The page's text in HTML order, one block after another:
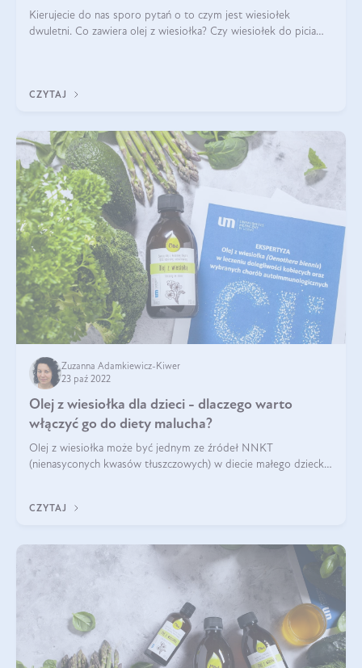
Kierujecie do nas sporo pytań o to czym jest wiesiołek
dwuletni. Co zawiera olej z wiesiołka? Czy wiesiołek do picia
CZYTAJ
Zuzanna Adamkiewicz-Kiwer
23 paź 2022
Olej z wiesiołka dla dzieci - dlaczego warto
włączyć go do diety malucha?
Olej z wiesiołka może być jednym ze źródeł NNKT
(nienasyconych kwasów tłuszczowych) w diecie małego dziecka.
CZYTAJ